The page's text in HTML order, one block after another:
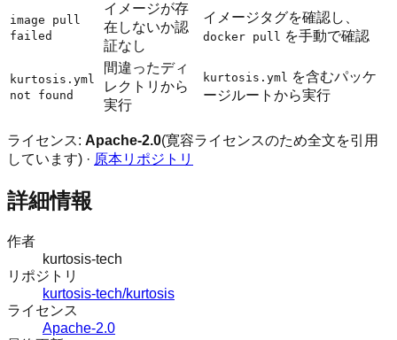
image pull
failed
イメージが存
在しないか認
証なし
イメージタグを確認し、
docker pull を手動で確認
kurtosis.yml
not found
間違ったディ
レクトリから
実行
kurtosis.yml を含むパッケ
ージルートから実行
ライセンス: Apache-2.0(寛容ライセンスのため全文を引用
しています) · 原本リポジトリ
詳細情報
作者
kurtosis-tech
リポジトリ
kurtosis-tech/kurtosis
ライセンス
Apache-2.0